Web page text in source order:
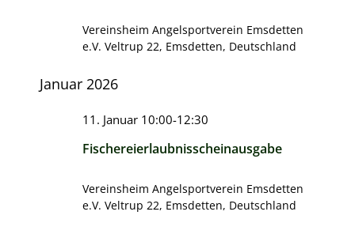
Vereinsheim Angelsportverein Emsdetten
e.V. Veltrup 22, Emsdetten, Deutschland
Januar 2026
Fischereierlaubnisscheinausgabe
11. Januar 10:00-12:30
Vereinsheim Angelsportverein Emsdetten
e.V. Veltrup 22, Emsdetten, Deutschland